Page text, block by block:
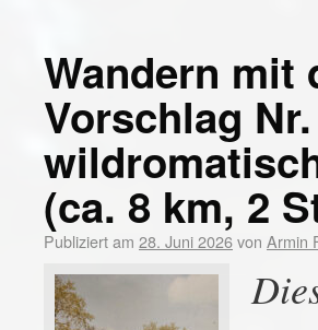
Wandern mit
Vorschlag
(ca. 8 km, 2
Publiziert am 28. Juni 2026von Armin